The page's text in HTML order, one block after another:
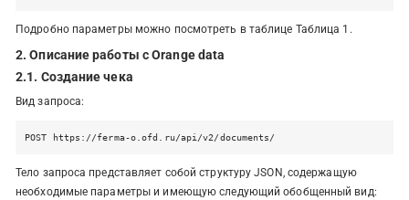
Подробно параметры можно посмотреть в таблице Таблица 1.
2. Описание работы с Orange data
2.1. Создание чека
Вид запроса:
POST https://ferma-o.ofd.ru/api/v2/documents/
Тело запроса представляет собой структуру JSON, содержащую
необходимые параметры и имеющую следующий обобщенный вид: